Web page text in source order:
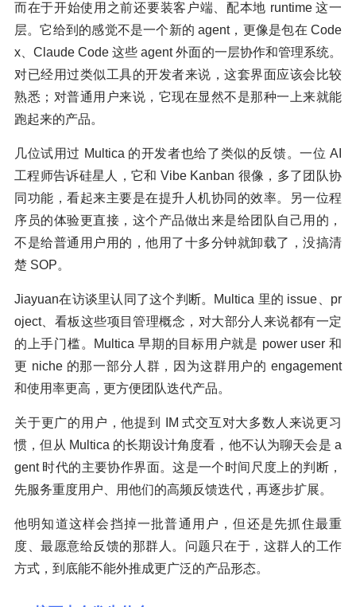
而在于开始使用之前还要装客户端、配本地 runtime 这一
层。它给到的感觉不是一个新的 agent，更像是包在 Code
x、Claude Code 这些 agent 外面的一层协作和管理系统。
对已经用过类似工具的开发者来说，这套界面应该会比较
熟悉；对普通用户来说，它现在显然不是那种一上来就能
跑起来的产品。
几位试用过 Multica 的开发者也给了类似的反馈。一位 AI
工程师告诉硅星人，它和 Vibe Kanban 很像，多了团队协
同功能，看起来主要是在提升人机协同的效率。另一位程
序员的体验更直接，这个产品做出来是给团队自己用的，
不是给普通用户用的，他用了十多分钟就卸载了，没搞清
楚 SOP。
Jiayuan在访谈里认同了这个判断。Multica 里的 issue、pr
oject、看板这些项目管理概念，对大部分人来说都有一定
的上手门槛。Multica 早期的目标用户就是 power user 和
更 niche 的那一部分人群，因为这群用户的 engagement
和使用率更高，更方便团队迭代产品。
关于更广的用户，他提到 IM 式交互对大多数人来说更习
惯，但从 Multica 的长期设计角度看，他不认为聊天会是 a
gent 时代的主要协作界面。这是一个时间尺度上的判断，
先服务重度用户、用他们的高频反馈迭代，再逐步扩展。
他明知道这样会挡掉一批普通用户，但还是先抓住最重
度、最愿意给反馈的那群人。问题只在于，这群人的工作
方式，到底能不能外推成更广泛的产品形态。